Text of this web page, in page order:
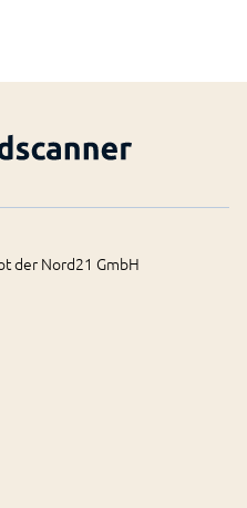
der Nord21 GmbH